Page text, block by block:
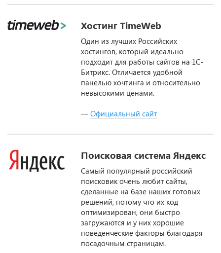
MarketPlace
Хостинг TimeWeb
Один из лучших Российских
хостингов, который идеально
подходит для работы сайтов на 1С-
Битрикс. Отличается удобной
невысокими ценами.
—Официальный сайт
Поисковая система Яндекс
Самый популярный российский
поисковик очень любит сайты,
сделанные на базе наших готовых
решений, потому что их код
оптимизирован, они быстро
загружаются и у них хорошие